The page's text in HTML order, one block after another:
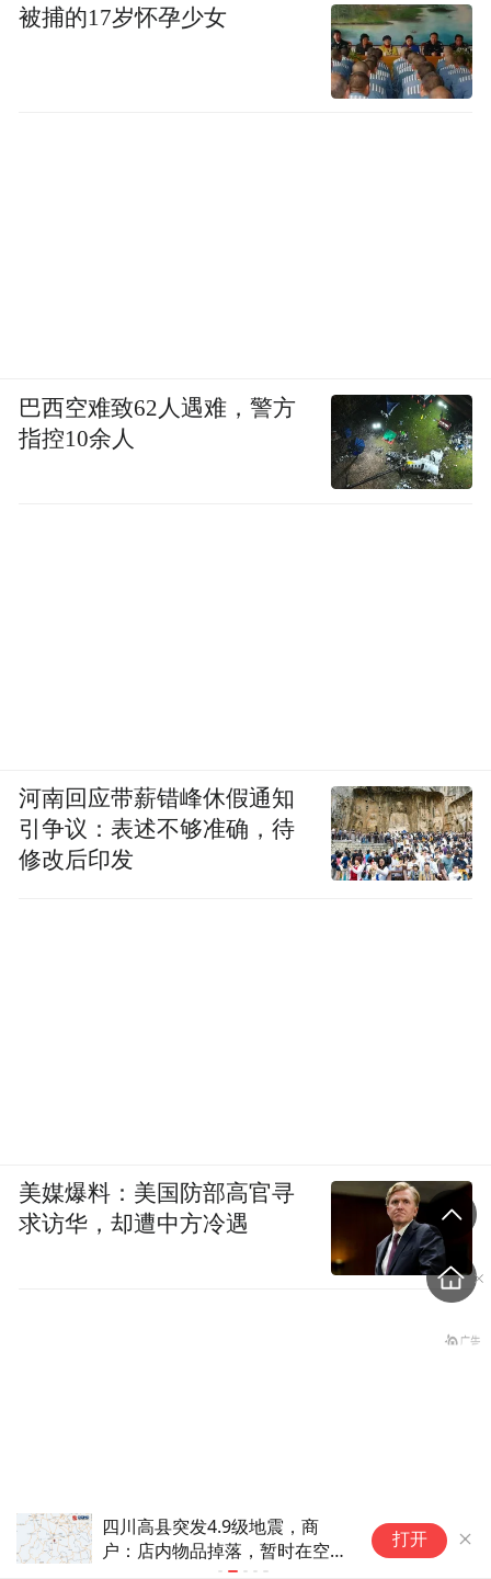
四川高县突发4.9级地震，商
户：店内物品掉落，暂时在空旷
打开
被捕的17岁怀孕少女
巴西空难致62人遇难，警方
指控10余人
河南回应带薪错峰休假通知
引争议：表述不够准确，待
修改后印发
美媒爆料：美国防部高官寻
求访华，却遭中方冷遇